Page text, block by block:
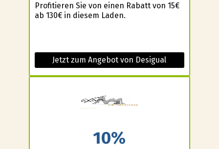
Profitieren Sie von einen Rabatt von 15€
ab 130€ in diesem Laden.
Jetzt zum Angebot von Desigual
10%